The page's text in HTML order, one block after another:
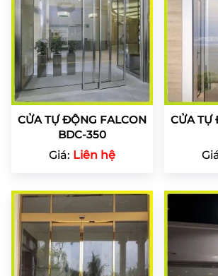
CỬA TỰ ĐỘNG FALCON
BDC-350
Giá: Liên hệ
CỬA TỰ